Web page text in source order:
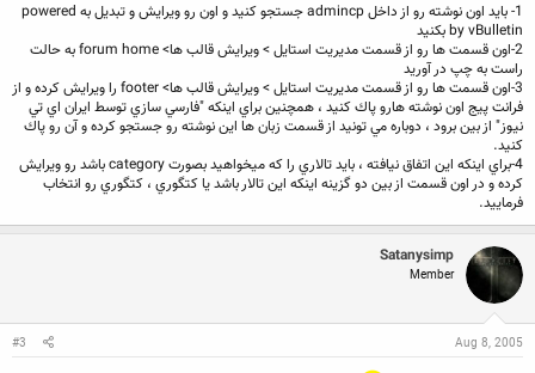
1- بايد اون نوشته رو از داخل admincp جستجو كنيد و اون رو ويرايش و تبديل به powered
by vBulletin بكنيد
2-اون قسمت ها رو از قسمت مديريت استايل > ويرايش قالب ها> forum home به حالت
راست به چپ در آوريد
3-اون قسمت ها رو از قسمت مديريت استايل > ويرايش قالب ها> footer را ويرايش كرده و از
فرانت پيج اون نوشته هارو پاك كنيد ، همچنين براي اينكه "فارسي سازي توسط ايران اي تي
نيوز" از بين برود ، دوباره مي تونيد از قسمت زبان ها اين نوشته رو جستجو كرده و آن رو پاك
كنيد.
4-براي اينكه اين اتفاق نيافته ، بايد تالاري را كه ميخواهيد بصورت category باشد رو ويرايش
كرده و در اون قسمت از بين دو گزينه اينكه اين تالار باشد يا كتگوري ، كتگوري رو انتخاب
فرماييد.
Satanysimp
Member
Aug 8, 2005
#3